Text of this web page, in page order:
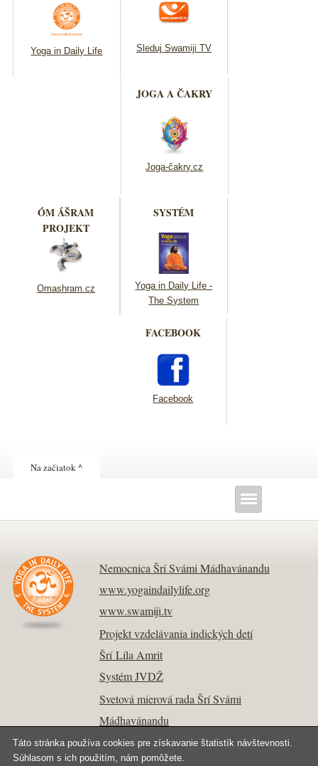
Yoga in Daily Life Sleduj Swamiji TV
JOGA A ČAKRY
Joga-čakry.cz
ÓM ÁŠRAM
PROJEKT
Omashram.cz
SYSTÉM
Yoga in Daily Life -
The System
FACEBOOK
Facebook
Na začiatok ^
Nemocnica Šrí Svámi Mádhavánandu
www.yogaindailylife.org
www.swamiji.tv
Projekt vzdelávania indických detí
Šrí Líla Amrit
Systém JVDŽ
Svetová mierová rada Šrí Svámi
Mádhavánandu
Táto stránka používa cookies pre získavanie štatistík návštevnosti.
Súhlasom s ich použitím, nám pomôžete.